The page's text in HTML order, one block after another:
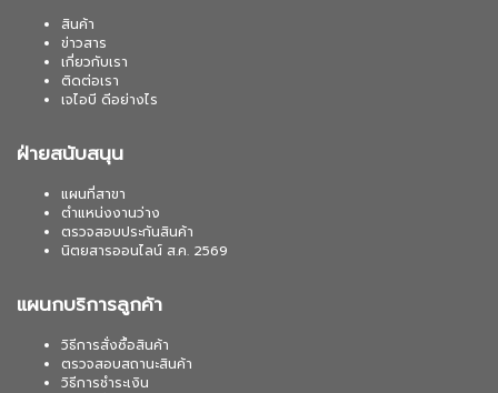
สินค้า
ข่าวสาร
เกี่ยวกับเรา
ติดต่อเรา
เจไอบี ดีอย่างไร
ฝ่ายสนับสนุน
แผนที่สาขา
ตำแหน่งงานว่าง
ตรวจสอบประกันสินค้า
นิตยสารออนไลน์ ส.ค. 2569
แผนกบริการลูกค้า
วิธีการสั่งซื้อสินค้า
ตรวจสอบสถานะสินค้า
วิธีการชำระเงิน